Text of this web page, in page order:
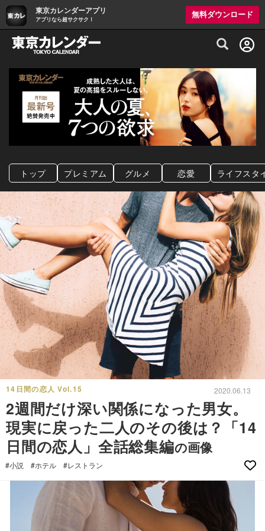
東京カレンダーアプリ
アプリなら超サクサク！
無料ダウンロード
グルメ情報・プレミアムレストラン予約
トップ プレミアム グルメ 恋愛 ライフスタ
14日間の恋人 Vol.15 2020.06.13
2週間だけ深い関係になった男女。
現実に戻った二人のその後は？「14
日間の恋人」全話総集編の画像
#小説 #ホテル #レストラン